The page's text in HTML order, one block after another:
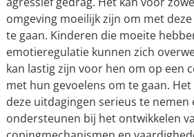
omgeving moeilijk zijn om met
te gaan. Kinderen die moeite
emotieregulatie kunnen zich
kan lastig zijn voor hen om op een
met hun gevoelens om te gaan.
deze uitdagingen serieus te nemen
ondersteunen bij het ontwikkelen